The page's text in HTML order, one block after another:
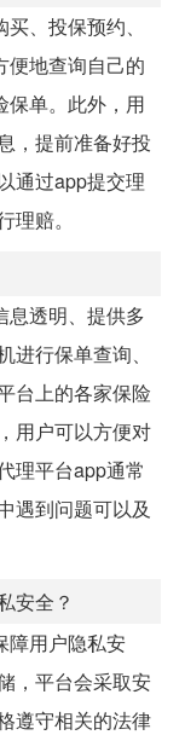
、投保预约、
便地查询自己的
保单。此外，用
，提前准备好投
通过app提交理
赔。
息透明、提供多
行保单查询、
台上的各家保险
用户可以方便对
理平台app通常
遇到问题可以及
安全？
障用户隐私安
，平台会采取安
遵守相关的法律